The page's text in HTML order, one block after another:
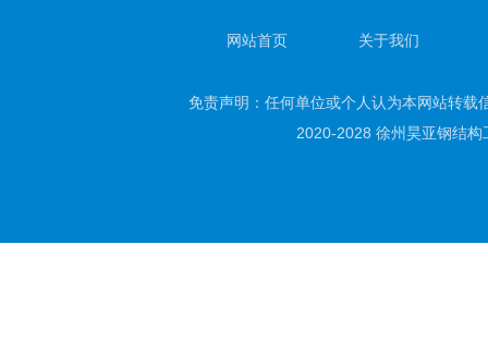
免责声明：任何单位或个人认为本网站转载
2020-2028 徐州昊亚钢结
网站首页 关于我们